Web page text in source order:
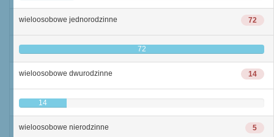
72
wieloosobowe jednorodzinne
72
14
wieloosobowe dwurodzinne
14
5
wieloosobowe nierodzinne